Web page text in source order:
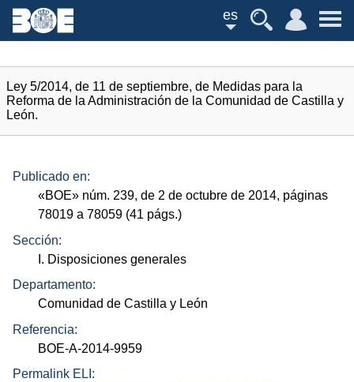
es
Ley 5/2014, de 11 de septiembre, de Medidas para la
Reforma de la Administración de la Comunidad de Castilla y
León.
Publicado en:
«BOE» núm. 239, de 2 de octubre de 2014, páginas
78019 a 78059 (41 págs.)
Sección:
I. Disposiciones generales
Departamento:
Comunidad de Castilla y León
Referencia:
BOE-A-2014-9959
Permalink ELI: